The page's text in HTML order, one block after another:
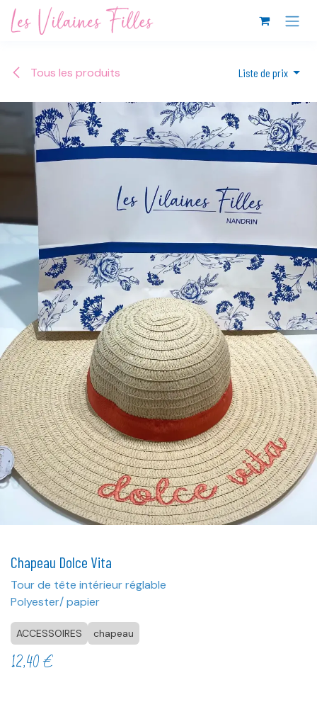
Se rendre au contenu
Tous les produits Liste de prix
Chapeau Dolce Vita
Tour de tête intérieur réglable
Polyester/ papier
ACCESSOIRES chapeau
12,40€